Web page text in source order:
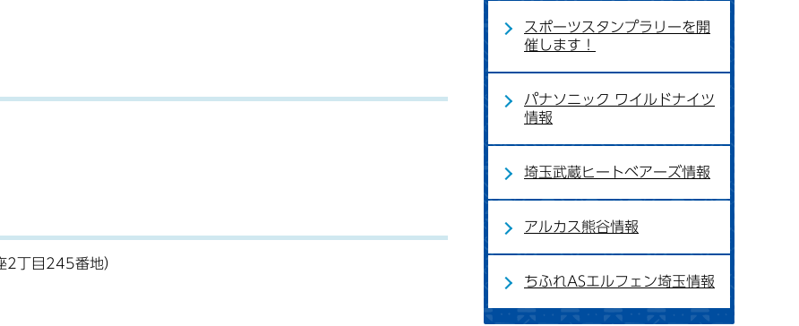
2丁目245番地）
スポーツスタンプラリーを開
催します！
パナソニック ワイルドナイツ
情報
埼玉武蔵ヒートベアーズ情報
アルカス熊谷情報
ちふれASエルフェン埼玉情報